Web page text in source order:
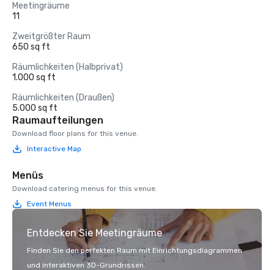
Meetingräume
11
Zweitgrößter Raum
650 sq ft
Räumlichkeiten (Halbprivat)
1.000 sq ft
Räumlichkeiten (Draußen)
5.000 sq ft
Raumaufteilungen
Download floor plans for this venue.
Interactive Map
Menüs
Download catering menus for this venue.
Event Menus
Entdecken Sie Meetingräume
Finden Sie den perfekten Raum mit Einrichtungsdiagrammen
und interaktiven 3D-Grundrissen.